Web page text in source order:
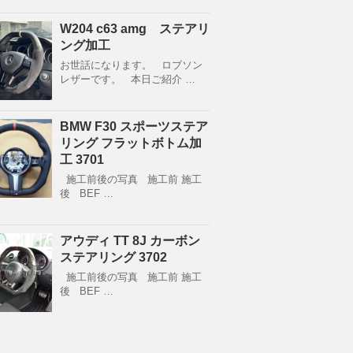
W204 c63 amg ステアリ
ング加工
お世話になります。 ロブソン
レザーです。 本日ご紹介 …
BMW F30 スポーツステア
リング フラットボトム加
工 3701
施工前後の写真 施工前 施工
後 BEF …
アウディ TT 8J カーボン
ステアリング 3702
施工前後の写真 施工前 施工
後 BEF …